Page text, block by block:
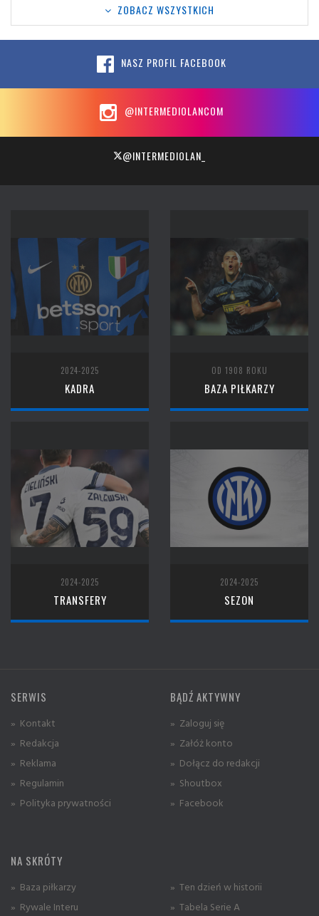
ZOBACZ WSZYSTKICH
NASZ PROFIL FACEBOOK
@INTERMEDIOLANCOM
@INTERMEDIOLAN_
2024-2025
KADRA
OD 1908 ROKU
BAZA PIŁKARZY
2024-2025
TRANSFERY
2024-2025
SEZON
SERWIS
» Kontakt
» Redakcja
» Reklama
» Regulamin
» Polityka prywatności
BĄDŹ AKTYWNY
» Zaloguj się
» Załóż konto
» Dołącz do redakcji
» Shoutbox
» Facebook
NA SKRÓTY
» Baza piłkarzy
» Rywale Interu
» Ten dzień w historii
» Tabela Serie A